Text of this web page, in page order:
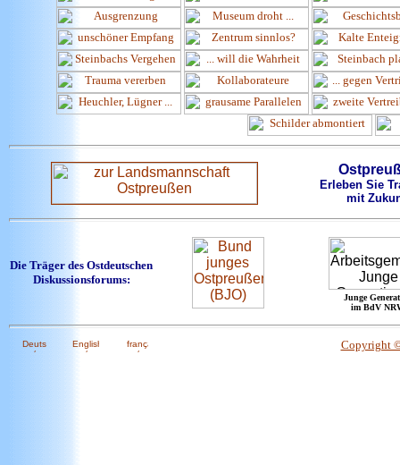
Erleben Sie
mit
Die Träger des Ostdeutschen
Diskussionsforums:
Junge
im BdV
Copyright